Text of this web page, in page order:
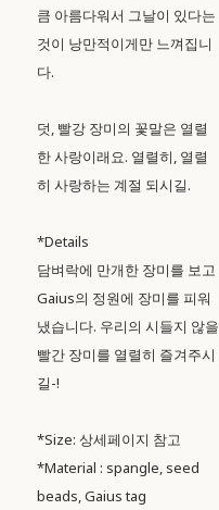
큼 아름다워서 그날이 있다는
것이 낭만적이게만 느껴집니
다.
덧, 빨강 장미의 꽃말은 열렬
한 사랑이래요. 열렬히, 열렬
히 사랑하는 계절 되시길.
*Details
담벼락에 만개한 장미를 보고
Gaius의 정원에 장미를 피워
냈습니다. 우리의 시들지 않을
빨간 장미를 열렬히 즐겨주시
길-!
*Size: 상세페이지 참고
*Material : spangle, seed
beads, Gaius tag